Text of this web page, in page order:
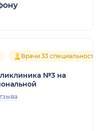
Врачи 33 специальностей
№3 на